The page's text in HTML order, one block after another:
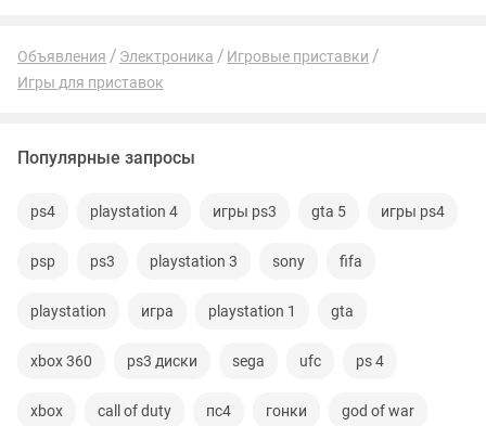
Объявления Электроника
Игровые приставки
Игры для приставок
Популярные запросы
ps4 playstation 4 игры ps3 gta 5 игры ps4
psp ps3 playstation 3 sony fifa
playstation игра playstation 1 gta
xbox 360 ps3 диски sega ufc ps 4
xbox call of duty пс4 гонки god of war